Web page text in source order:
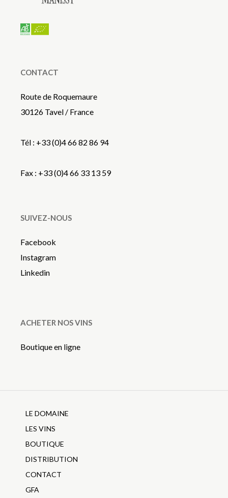
CONTACT
Route de Roquemaure
30126 Tavel / France
Tél : +33 (0)4 66 82 86 94
Fax : +33 (0)4 66 33 13 59
SUIVEZ-NOUS
Facebook
Instagram
Linkedin
ACHETER NOS VINS
Boutique en ligne
LE DOMAINE
LES VINS
BOUTIQUE
DISTRIBUTION
CONTACT
GFA